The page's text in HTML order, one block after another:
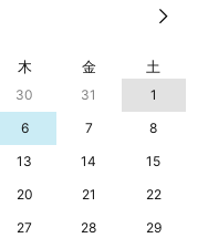
木 金 土
30 31
1
6 7
8
13 14
15
20 21
22
27 28
29